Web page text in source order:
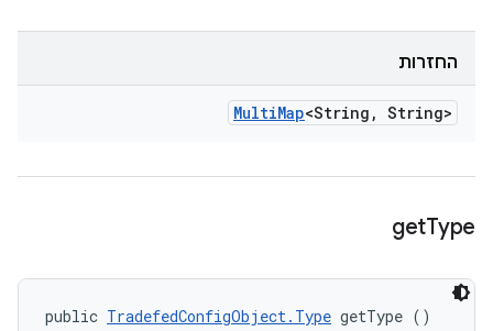
החזרות
MultiMap<String , String>
getType
public TradefedConfigObject.Type getType ()